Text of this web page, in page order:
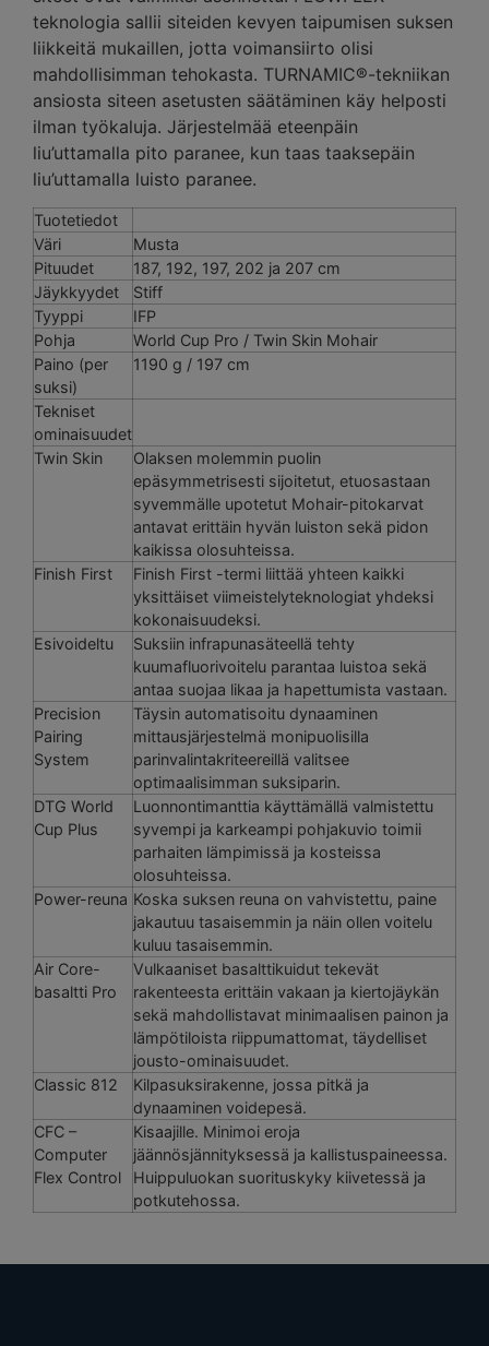
teknologia sallii siteiden kevyen taipumisen suksen
liikkeitä mukaillen, jotta voimansiirto olisi
mahdollisimman tehokasta. TURNAMIC®-tekniikan
ansiosta siteen asetusten säätäminen käy helposti
ilman työkaluja. Järjestelmää eteenpäin
liu’uttamalla pito paranee, kun taas taaksepäin
liu’uttamalla luisto paranee.
Tuotetiedot
Väri
Musta
Pituudet
187, 192, 197, 202 ja 207 cm
Jäykkyydet
Stiff
Tyyppi
IFP
Pohja
World Cup Pro / Twin Skin Mohair
Paino (per
suksi)
1190 g / 197 cm
Tekniset
ominaisuudet
Twin Skin
Olaksen molemmin puolin
epäsymmetrisesti sijoitetut, etuosastaan
syvemmälle upotetut Mohair-pitokarvat
antavat erittäin hyvän luiston sekä pidon
kaikissa olosuhteissa.
Finish First
Finish First -termi liittää yhteen kaikki
yksittäiset viimeistelyteknologiat yhdeksi
kokonaisuudeksi.
Esivoideltu
Suksiin infrapunasäteellä tehty
kuumafluorivoitelu parantaa luistoa sekä
antaa suojaa likaa ja hapettumista vastaan.
Precision
Pairing
System
Täysin automatisoitu dynaaminen
mittausjärjestelmä monipuolisilla
parinvalintakriteereillä valitsee
optimaalisimman suksiparin.
DTG World
Cup Plus
Luonnontimanttia käyttämällä valmistettu
syvempi ja karkeampi pohjakuvio toimii
parhaiten lämpimissä ja kosteissa
olosuhteissa.
Power-reuna Koska suksen reuna on vahvistettu, paine
jakautuu tasaisemmin ja näin ollen voitelu
kuluu tasaisemmin.
Air Core-
basaltti Pro
Vulkaaniset basalttikuidut tekevät
rakenteesta erittäin vakaan ja kiertojäykän
sekä mahdollistavat minimaalisen painon ja
lämpötiloista riippumattomat, täydelliset
jousto-ominaisuudet.
Classic 812
Kilpasuksirakenne, jossa pitkä ja
dynaaminen voidepesä.
CFC –
Computer
Flex Control
Kisaajille. Minimoi eroja
jäännösjännityksessä ja kallistuspaineessa.
Huippuluokan suorituskyky kiivetessä ja
potkutehossa.